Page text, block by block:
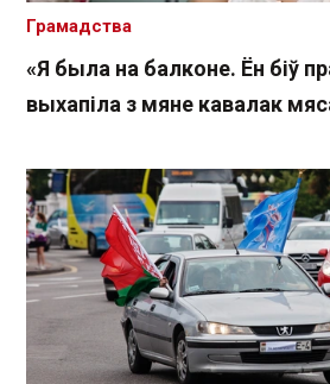
«Я была на балконе. Ён біў
выхапіла з мяне кавалак
Грамадства